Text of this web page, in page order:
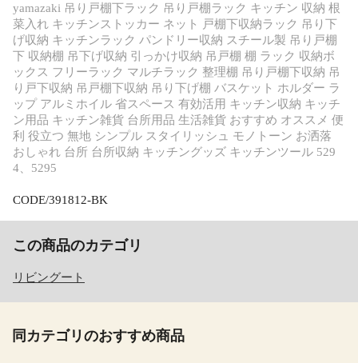
yamazaki 吊り戸棚下ラック 吊り戸棚ラック キッチン 収納 根
菜入れ キッチンストッカー ネット 戸棚下収納ラック 吊り下
げ収納 キッチンラック パンドリー収納 スチール製 吊り戸棚
下 収納棚 吊下げ収納 引っかけ収納 吊戸棚 棚 ラック 収納ボ
ックス フリーラック マルチラック 整理棚 吊り戸棚下収納 吊
り戸下収納 吊戸棚下収納 吊り下げ棚 バスケット ホルダー ラ
ップ アルミホイル 省スペース 有効活用 キッチン収納 キッチ
ン用品 キッチン雑貨 台所用品 生活雑貨 おすすめ オススメ 便
利 役立つ 無地 シンプル スタイリッシュ モノトーン お洒落
おしゃれ 台所 台所収納 キッチングッズ キッチンツール 529
4、5295
CODE/391812-BK
この商品のカテゴリ
リビングート
同カテゴリのおすすめ商品